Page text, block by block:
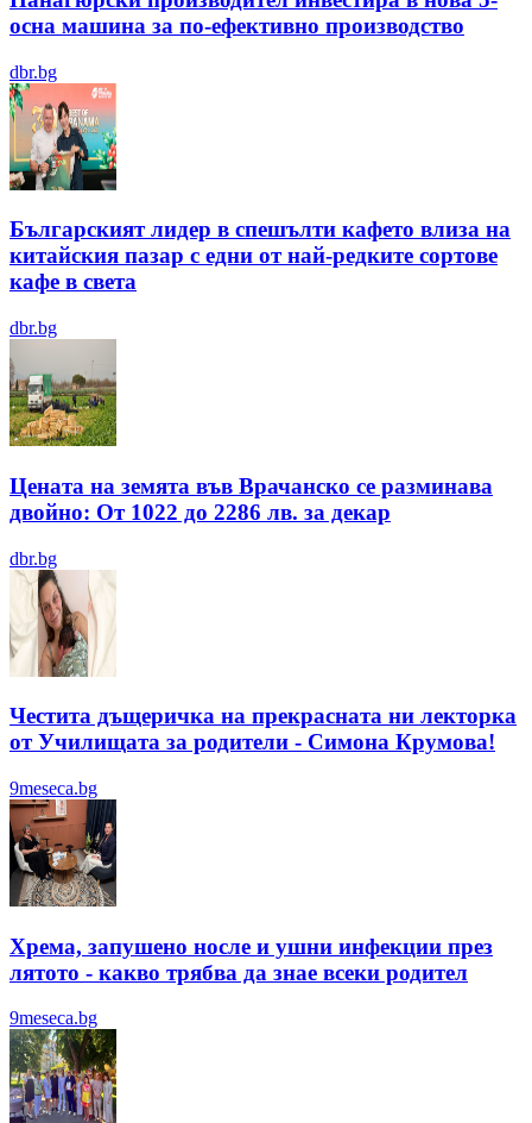
осна машина за по-ефективно производство
dbr.bg
Българският лидер в спешълти кафето влиза на
китайския пазар с едни от най-редките сортове
кафе в света
dbr.bg
Цената на земята във Врачанско се разминава
двойно: От 1022 до 2286 лв. за декар
dbr.bg
Честита дъщеричка на прекрасната ни лекторка
от Училищата за родители - Симона Крумова!
9meseca.bg
Хрема, запушено носле и ушни инфекции през
лятотo - какво трябва да знае всеки родител
9meseca.bg